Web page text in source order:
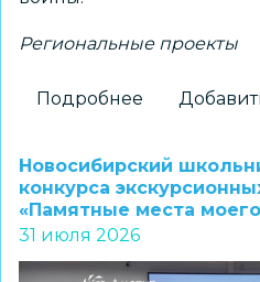
Региональные проекты
Подробнее
школьники
стали
призерами
конкурса
Новосибирский
конкурса
«Памятные места
31 июля 2026